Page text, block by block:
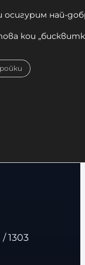
1303
осигурим най-
кои